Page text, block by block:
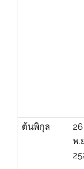
ต้นพิกุล
26
พ.